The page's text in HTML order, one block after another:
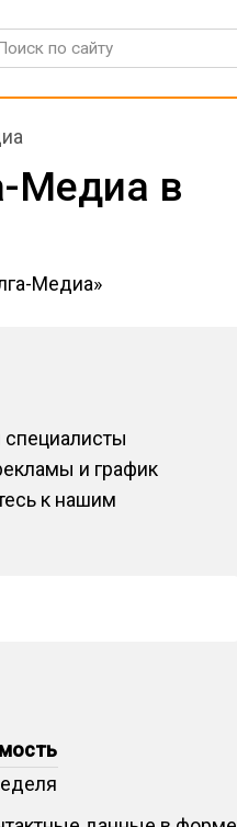
Медиа в
Медиа»
и график
к нашим